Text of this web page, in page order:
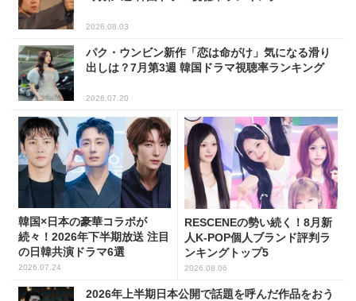
2026.08.03
パク・ウンビン新作「恋は命がけ」気になる滑り
出しは？7月第3週 韓国ドラマ視聴率ランキング
2026.07.20
韓国×日本の豪華コラボが
続々！2026年下半期放送 注目
の日韓共演ドラマ6選
2026.07.24
RESCENEの勢い続く！8月新
人K-POP個人ブランド評判ラ
ンキングトップ5
2026.08.06
2026年上半期日本公開で話題を呼んだ作品をおう